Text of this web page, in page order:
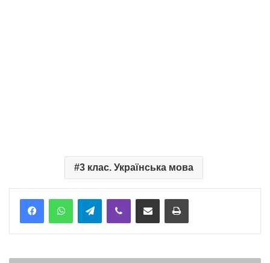
3 клас. Українська мова
TelegramViber Надіслати електронною поштоюНадрукувати